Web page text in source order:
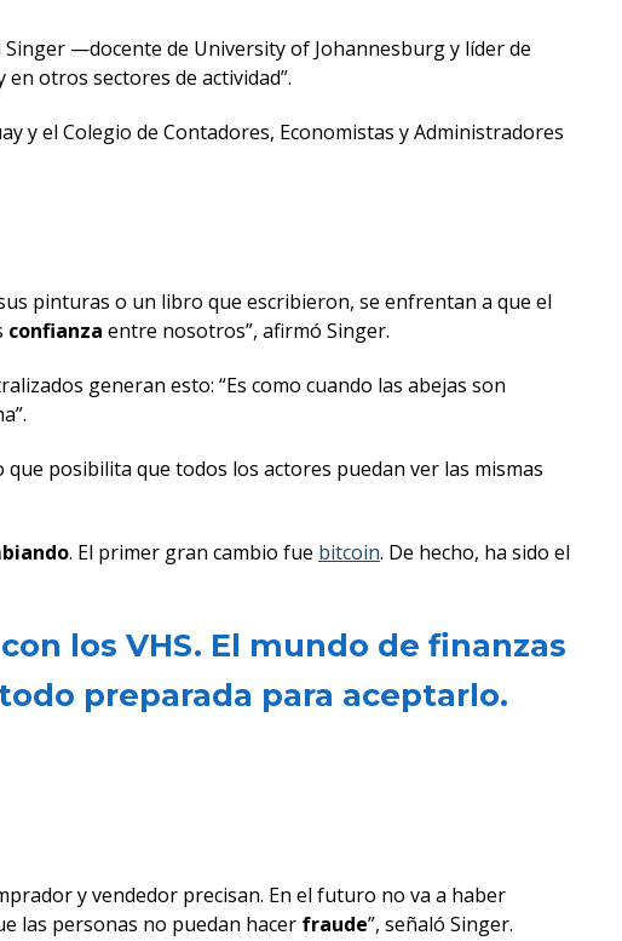
—docente de University of Johannesburg y líder de
otros sectores de actividad”.
y el Colegio de Contadores, Economistas y Administradores
pinturas o un libro que escribieron, se enfrentan a que el
confianza entre nosotros”, afirmó Singer.
generan esto: “Es como cuando las abejas son
posibilita que todos los actores puedan ver las mismas
. El primer gran cambio fue bitcoin. De hecho, ha sido el
los VHS. El mundo de finanzas
preparada para aceptarlo.
y vendedor precisan. En el futuro no va a haber
las personas no puedan hacer fraude”, señaló Singer.